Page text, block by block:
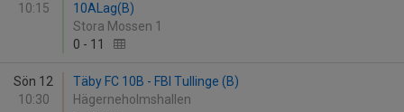
10:15
10ALag(B)
Stora Mossen 1
0 - 11
Sön 12
10:30
Täby FC 10B - FBI Tullinge (B)
Hägerneholmshallen